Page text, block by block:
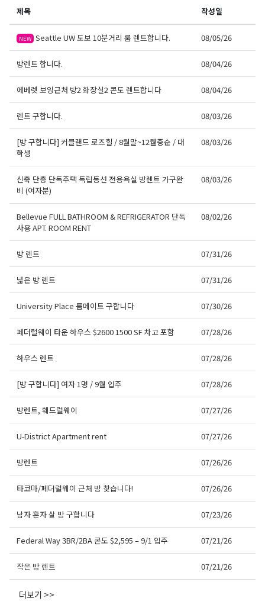
제목 작성일
NEW Seattle UW 도보 10분거리 룸 렌트합니다. 08/05/26
방렌트 합니다. 08/04/26
에베렛 보잉근처 방2 화장실2 콘도 렌트합니다 08/04/26
렌트 구합니다. 08/03/26
[방 구합니다] 커클랜드 로즈힐 / 8월말~12월중순 / 대
학생
08/03/26
신축 단층 단독주택 독립동선 전용욕실 방렌트 가구완
비 (여자분)
08/03/26
Bellevue FULL BATHROOM & REFRIGERATOR 단독
사용 APT. ROOM RENT
08/02/26
방 렌트 07/31/26
넓은 방 렌트 07/31/26
University Place 룸메이트 구합니다 07/30/26
페더럴웨이 타운 하우스 $2600 1500 SF 차고 포함 07/28/26
하우스 렌트 07/28/26
[방 구합니다] 여자 1명 / 9월 입주 07/28/26
방렌트, 훼드럴웨이 07/27/26
U-District Apartment rent 07/27/26
방렌트 07/26/26
타코마/페더럴웨이 근처 방 찾습니다! 07/26/26
남자 혼자 살 방 구합니다 07/23/26
Federal Way 3BR/2BA 콘도 $2,595 – 9/1 입주 07/21/26
작은 방 렌트 07/21/26
더보기 >>